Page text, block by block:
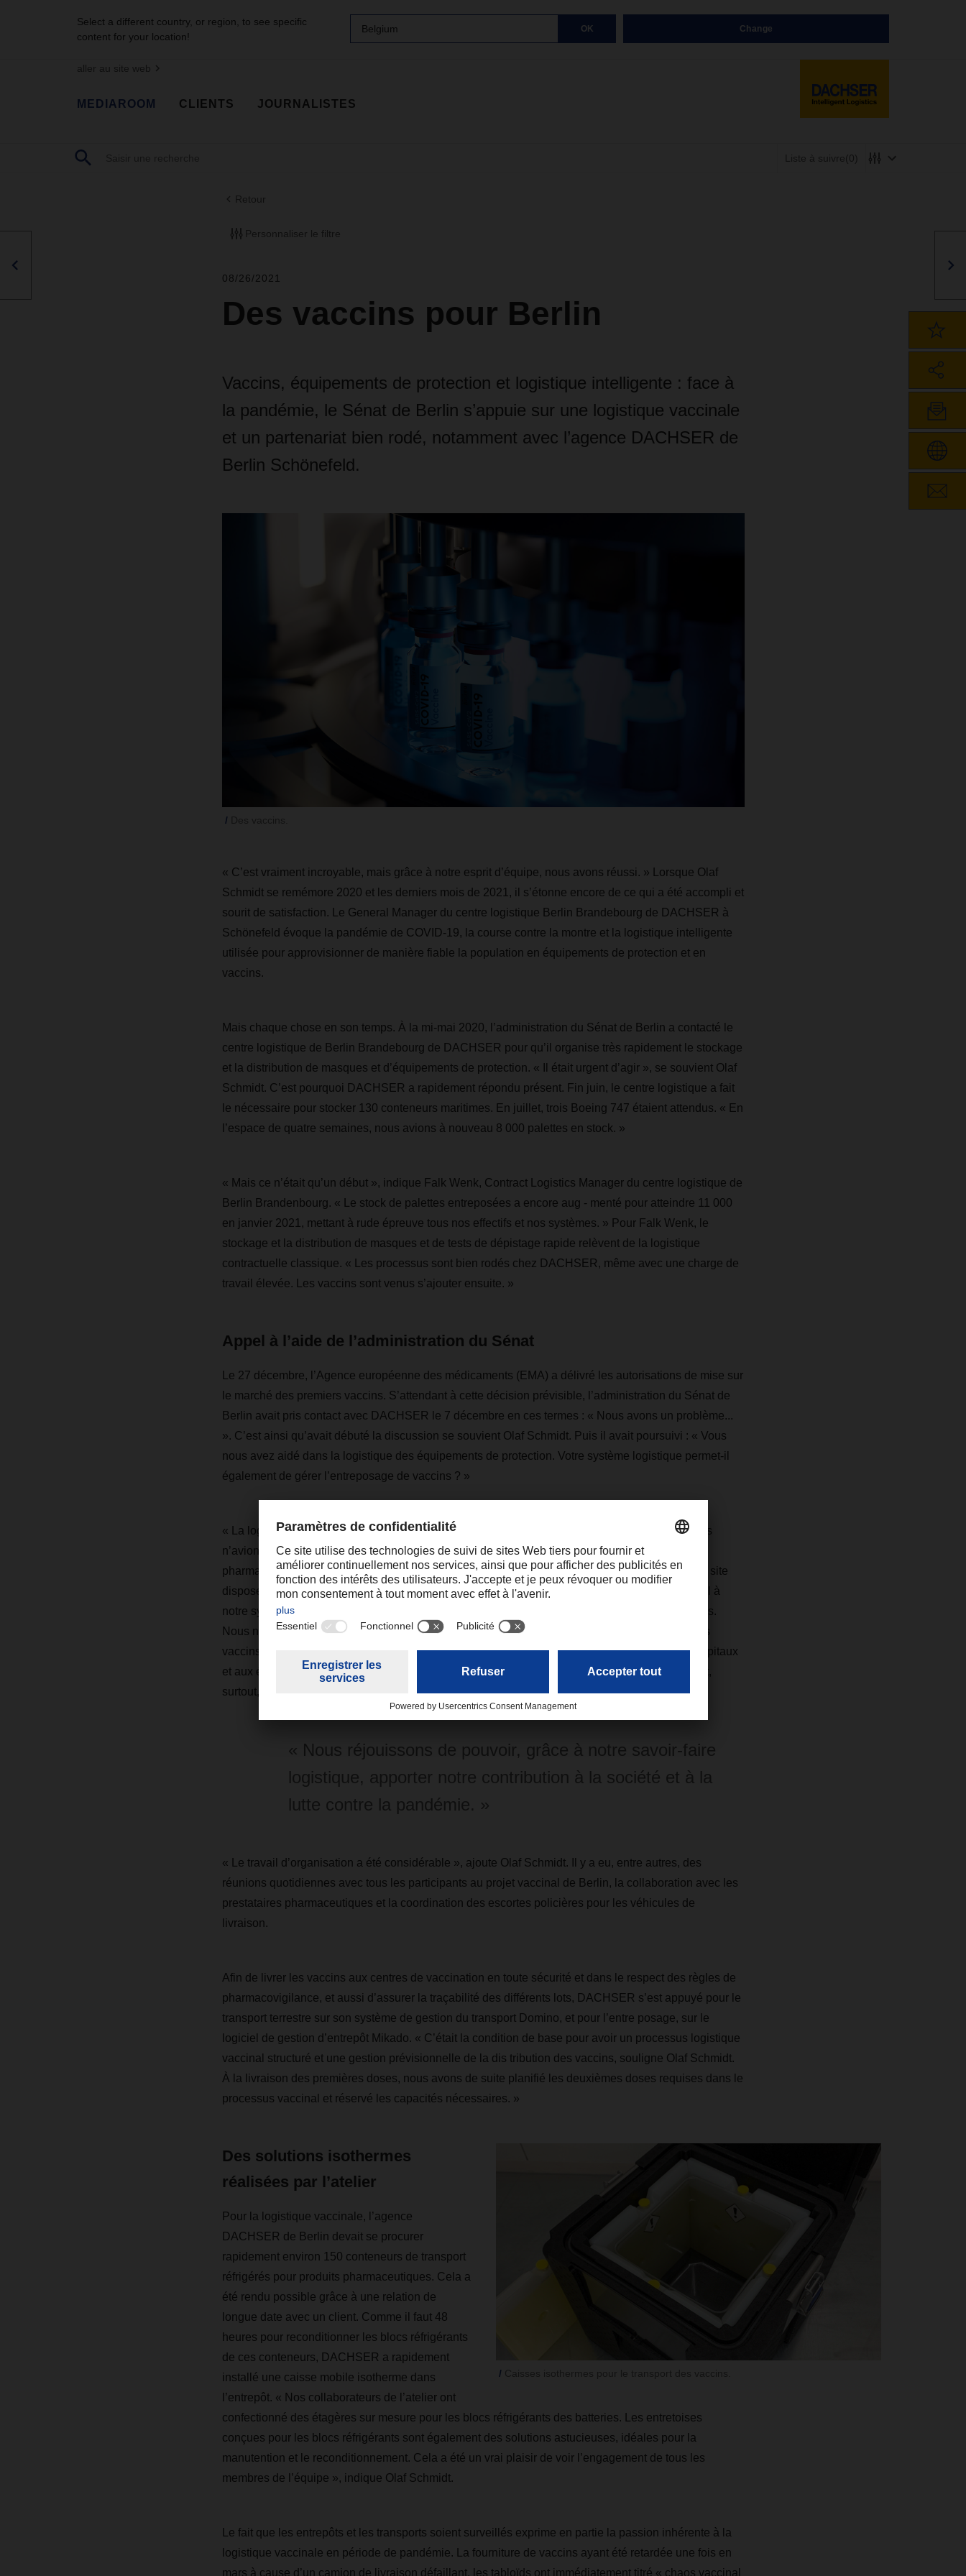
Select a different country, or region, to see specific
content for your location!
Belgium OK Change
aller au site web
MEDIAROOM CLIENTS JOURNALISTES
Liste à suivre(0)
Retour
Personnaliser le filtre
08/26/2021
Des vaccins pour Berlin
Vaccins, équipements de protection et logistique intelligente : face à
la pandémie, le Sénat de Berlin s’appuie sur une logistique vaccinale
et un partenariat bien rodé, notamment avec l’agence DACHSER de
Berlin Schönefeld.
« C’est vraiment incroyable, mais grâce à notre esprit d’équipe, nous avons réussi. » Lorsque Olaf
Schmidt se remémore 2020 et les derniers mois de 2021, il s’étonne encore de ce qui a été accompli et
sourit de satisfaction. Le General Manager du centre logistique Berlin Brandebourg de DACHSER à
Schönefeld évoque la pandémie de COVID-19, la course contre la montre et la logistique intelligente
utilisée pour approvisionner de manière fiable la population en équipements de protection et en
vaccins.
Mais chaque chose en son temps. À la mi-mai 2020, l’administration du Sénat de Berlin a contacté le
centre logistique de Berlin Brandebourg de DACHSER pour qu’il organise très rapidement le stockage
et la distribution de masques et d’équipements de protection. « Il était urgent d’agir », se souvient Olaf
Schmidt. C’est pourquoi DACHSER a rapidement répondu présent. Fin juin, le centre logistique a fait
le nécessaire pour stocker 130 conteneurs maritimes. En juillet, trois Boeing 747 étaient attendus. « En
l’espace de quatre semaines, nous avions à nouveau 8 000 palettes en stock. »
« Mais ce n’était qu’un début », indique Falk Wenk, Contract Logistics Manager du centre logistique de
Berlin Brandenbourg. « Le stock de palettes entreposées a encore aug - menté pour atteindre 11 000
en janvier 2021, mettant à rude épreuve tous nos effectifs et nos systèmes. » Pour Falk Wenk, le
stockage et la distribution de masques et de tests de dépistage rapide relèvent de la logistique
contractuelle classique. « Les processus sont bien rodés chez DACHSER, même avec une charge de
travail élevée. Les vaccins sont venus s’ajouter ensuite. »
Appel à l’aide de l’administration du Sénat
Le 27 décembre, l’Agence européenne des médicaments (EMA) a délivré les autorisations de mise sur
le marché des premiers vaccins. S’attendant à cette décision prévisible, l’administration du Sénat de
Berlin avait pris contact avec DACHSER le 7 décembre en ces termes : « Nous avons un problème...
». C’est ainsi qu’avait débuté la discussion se souvient Olaf Schmidt. Puis il avait poursuivi : « Vous
nous avez aidé dans la logistique des équipements de protection. Votre système logistique permet-il
également de gérer l’entreposage de vaccins ? »
« La logistique vaccinale constituait pour tout le monde un défi avec divers impondérables ; nous
n’avions aucun schéma directeur, poursuit Olaf Schmidt. Au début, un prestataire de services
pharmaceutiques a dû stocker les vaccins dans un entrepôt sécurisé par l’armée allemande. Ce site
dispose de congélateurs à très basse température, jusqu’à -75 °C. Nous avons ensuite fait appel à
notre système de gestion d’entrepôt Mikado pour assurer l’entreposage et démarrer les livraisons.
Nous nous sommes aussi occupé d’acquérir des conteneurs réfrigérés adaptés au stockage des
vaccins, que nous avons livrés aux six centres de vaccination de Berlin, aux pharmacies des hôpitaux
et aux équipes de vaccination mobile. » En parallèle, la livraison d’équipements de protection et,
surtout, de tests de dépistage rapide à destination des écoles, s’est poursuivie.
« Nous réjouissons de pouvoir, grâce à notre savoir-faire
logistique, apporter notre contribution à la société et à la
lutte contre la pandémie. »
« Le travail d’organisation a été considérable », ajoute Olaf Schmidt. Il y a eu, entre autres, des
réunions quotidiennes avec tous les participants au projet vaccinal de Berlin, la collaboration avec les
prestataires pharmaceutiques et la coordination des escortes policières pour les véhicules de
livraison.
Afin de livrer les vaccins aux centres de vaccination en toute sécurité et dans le respect des règles de
pharmacovigilance, et aussi d’assurer la traçabilité des différents lots, DACHSER s’est appuyé pour le
transport terrestre sur son système de gestion du transport Domino, et pour l’entre posage, sur le
logiciel de gestion d’entrepôt Mikado. « C’était la condition de base pour avoir un processus logistique
vaccinal structuré et une gestion prévisionnelle de la dis tribution des vaccins, souligne Olaf Schmidt.
À la livraison des premières doses, nous avons de suite planifié les deuxièmes doses requises dans le
processus vaccinal et réservé les capacités nécessaires. »
Des solutions isothermes
réalisées par l’atelier
Pour la logistique vaccinale, l’agence
DACHSER de Berlin devait se procurer
rapidement environ 150 conteneurs de transport
réfrigérés pour produits pharmaceutiques. Cela a
été rendu possible grâce à une relation de
longue date avec un client. Comme il faut 48
heures pour reconditionner les blocs réfrigérants
de ces conteneurs, DACHSER a rapidement
installé une caisse mobile isotherme dans
l’entrepôt. « Nos collaborateurs de l’atelier ont
confectionné des étagères sur mesure pour les blocs réfrigérants des batteries. Les entretoises
conçues pour les blocs réfrigérants sont également des solutions astucieuses, idéales pour la
manutention et le reconditionnement. Cela a été un vrai plaisir de voir l’engagement de tous les
membres de l’équipe », indique Olaf Schmidt.
Le fait que les entrepôts et les transports soient surveillés exprime en partie la passion inhérente à la
logistique vaccinale en période de pandémie. La fourniture de vaccins ayant été retardée une fois en
mars à cause d’un camion de livraison défaillant, les tabloïds ont immédiatement titré « chaos vaccinal